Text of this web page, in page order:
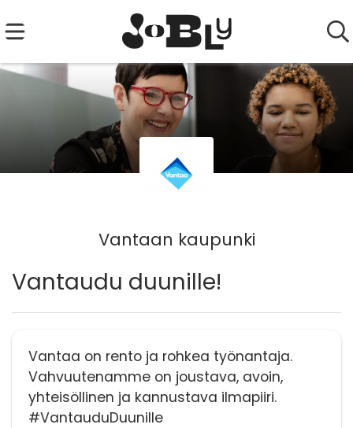
Vantaan kaupunki
Vantaudu duunille!
Vantaa on rento ja rohkea työnantaja.
Vahvuutenamme on joustava, avoin,
yhteisöllinen ja kannustava ilmapiiri.
#VantauduDuunille